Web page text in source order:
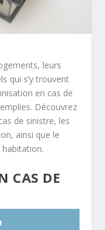
leurs
qui s’y trouvent
en cas de
Découvrez
de sinistre, les
ainsi que le
habitation.
CAS DE